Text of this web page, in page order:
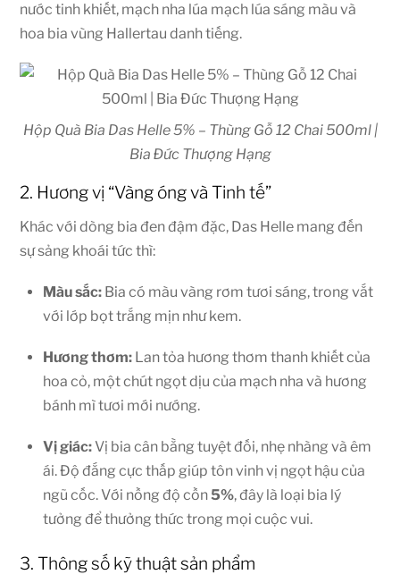
nước tinh khiết, mạch nha lúa mạch lúa sáng màu và
hoa bia vùng Hallertau danh tiếng.
Hộp Quà Bia Das Helle 5% – Thùng Gỗ 12 Chai 500ml |
Bia Đức Thượng Hạng
2. Hương vị “Vàng óng và Tinh tế”
Khác với dòng bia đen đậm đặc, Das Helle mang đến
sự sảng khoái tức thì:
Màu sắc: Bia có màu vàng rơm tươi sáng, trong vắt
với lớp bọt trắng mịn như kem.
Hương thơm: Lan tỏa hương thơm thanh khiết của
hoa cỏ, một chút ngọt dịu của mạch nha và hương
bánh mì tươi mới nướng.
Vị giác:Vị bia cân bằng tuyệt đối, nhẹ nhàng và êm
ái. Độ đắng cực thấp giúp tôn vinh vị ngọt hậu của
ngũ cốc. Với nồng độ cồn 5%, đây là loại bia lý
tưởng để thưởng thức trong mọi cuộc vui.
3. Thông số kỹ thuật sản phẩm